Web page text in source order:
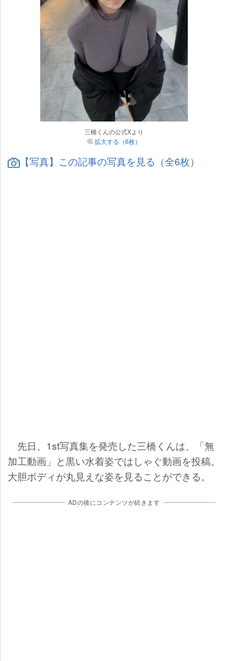
三橋くんの公式Xより
拡大する（6枚）
【写真】この記事の写真を見る（全6枚）
先日、1st写真集を発売した三橋くんは、「無
加工動画」と黒い水着姿ではしゃぐ動画を投稿。
大胆ボディが丸見えな姿を見ることができる。
ADの後にコンテンツが続きます